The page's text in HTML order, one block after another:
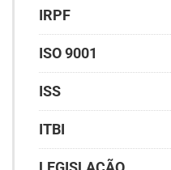
IRPF
ISO 9001
ISS
ITBI